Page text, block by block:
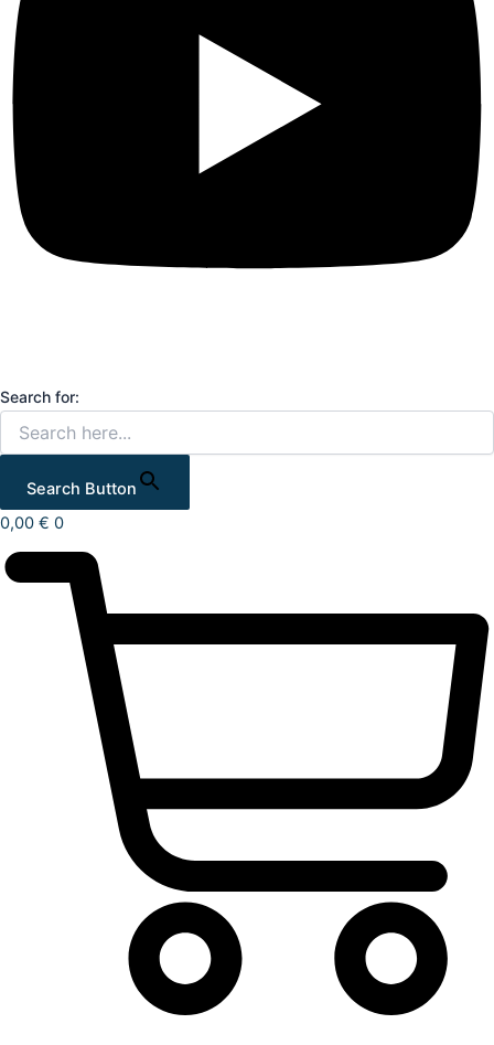
Search for:
Search Button
0,00 € 0